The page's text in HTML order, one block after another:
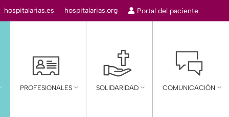
hospitalarias.es hospitalarias.org Portal del paciente
PROFESIONALES SOLIDARIDAD COMUNICACIÓN